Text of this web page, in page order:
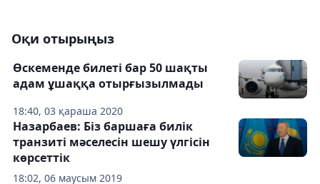
Оқи отырыңыз
18:40, 03 қараша 2020
Өскеменде билеті бар 50 шақты
адам ұшаққа отырғызылмады
18:02, 06 маусым 2019
Назарбаев: Біз баршаға билік
транзиті мәселесін шешу үлгісін
көрсеттік